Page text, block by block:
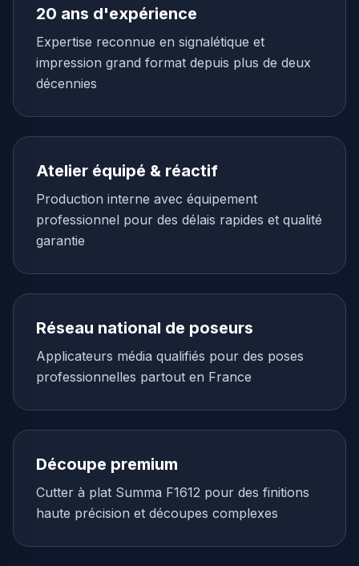
20 ans d'expérience
Expertise reconnue en signalétique et
impression grand format depuis plus de deux
décennies
Atelier équipé & réactif
Production interne avec équipement
professionnel pour des délais rapides et qualité
garantie
Réseau national de poseurs
Applicateurs média qualifiés pour des poses
professionnelles partout en France
Découpe premium
Cutter à plat Summa F1612 pour des finitions
haute précision et découpes complexes